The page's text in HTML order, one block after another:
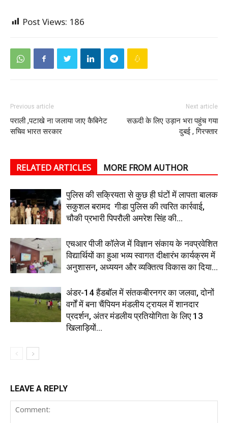
Post Views: 186
Previous article
पराली ,पटाखे ना जलाया जाए कैबिनेट
सचिव भारत सरकार
Next article
सऊदी के लिए उड़ान भरा पहुंच गया
दुबई , गिरफ्तार
RELATED ARTICLES MORE FROM AUTHOR
पुलिस की सक्रियता से कुछ ही घंटों में लापता बालक
सकुशल बरामद गीडा पुलिस की त्वरित कार्रवाई,
चौकी प्रभारी पिपरौली अमरेश सिंह की...
एचआर पीजी कॉलेज में विज्ञान संकाय के नवप्रवेशित
विद्यार्थियों का हुआ भव्य स्वागत दीक्षारंभ कार्यक्रम में
अनुशासन, अध्ययन और व्यक्तित्व विकास का दिया...
अंडर-14 हैंडबॉल में संतकबीरनगर का जलवा, दोनों
वर्गों में बना चैंपियन मंडलीय ट्रायल में शानदार
प्रदर्शन, अंतर मंडलीय प्रतियोगिता के लिए 13
खिलाड़ियों...
LEAVE A REPLY